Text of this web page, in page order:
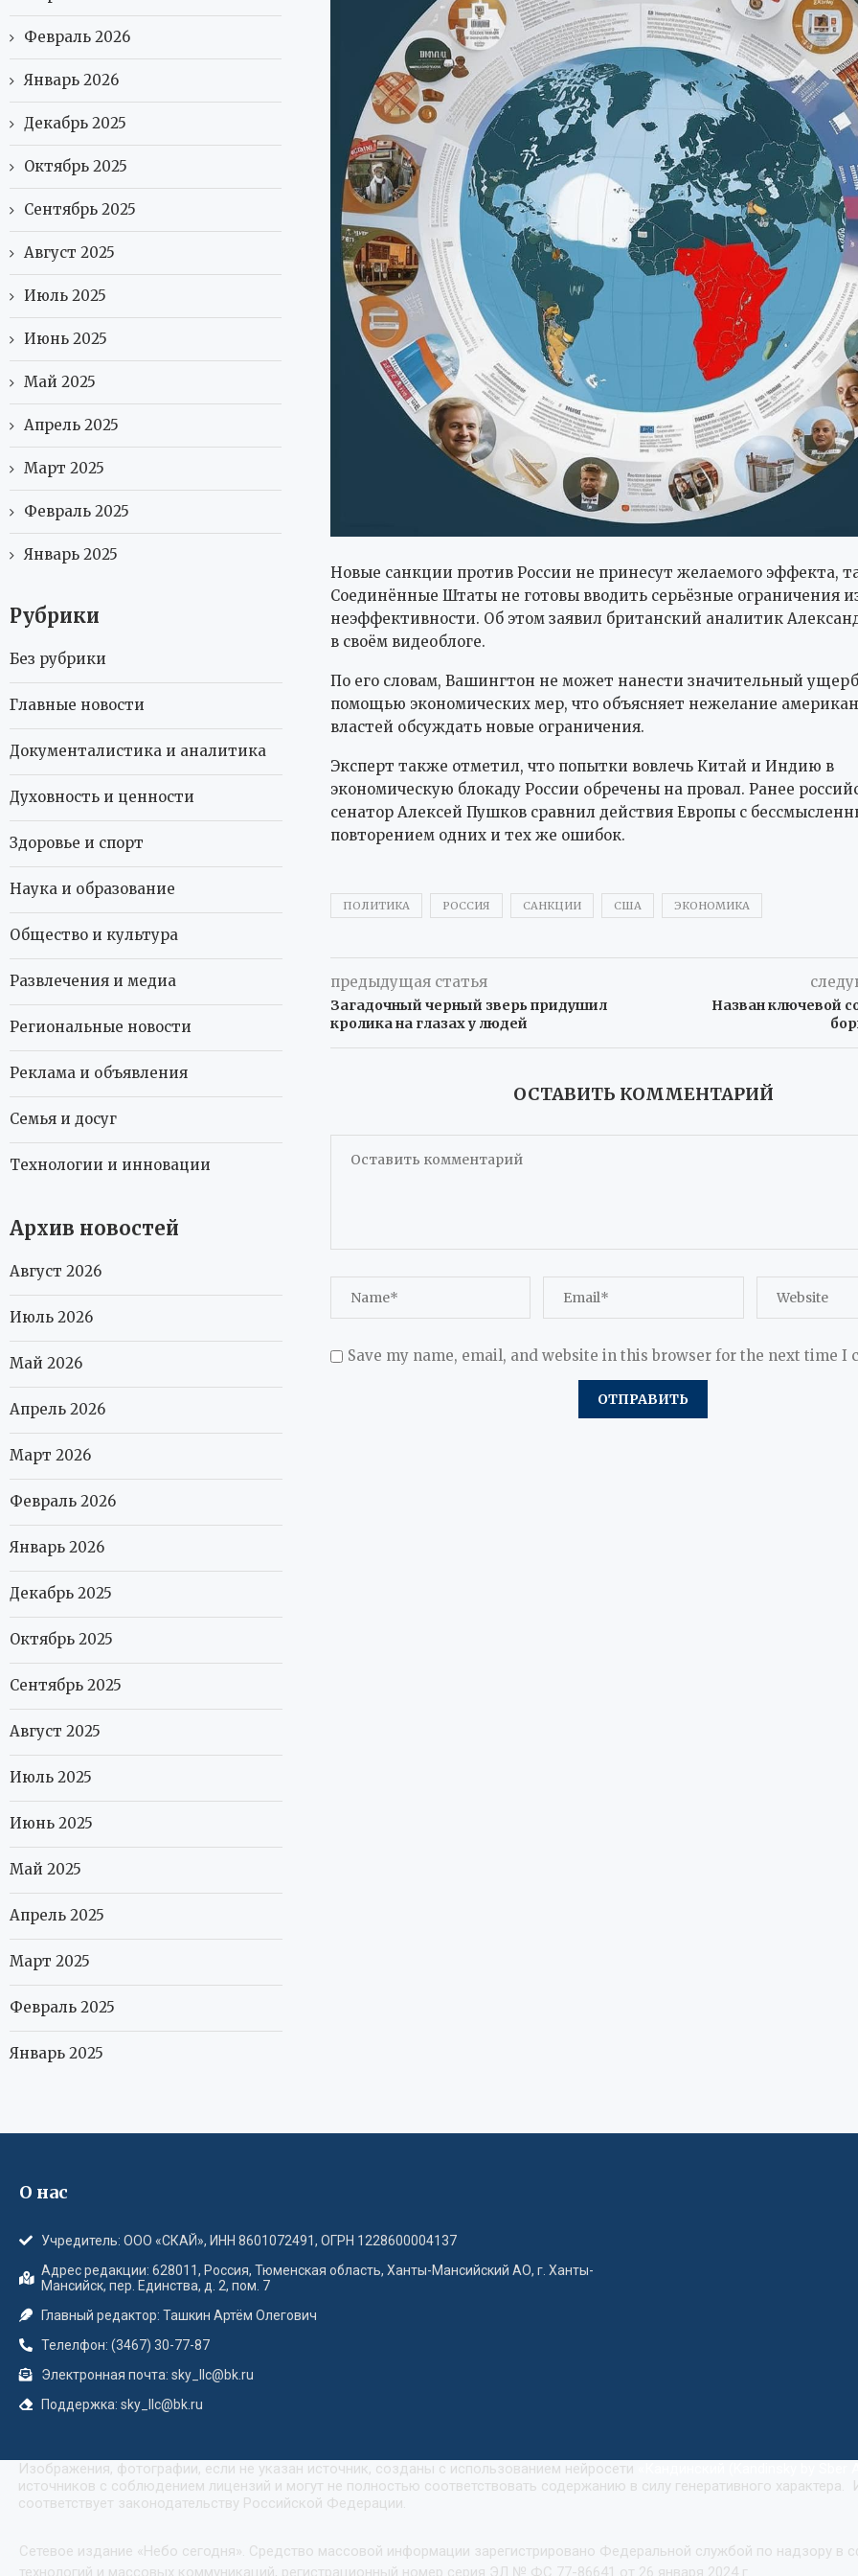
Новые санкции против России не принесут желаемого эффекта,
Соединённые Штаты не готовы вводить серьёзные ограничения
неэффективности. Об этом заявил британский аналитик
в своём видеоблоге.
По его словам, Вашингтон не может нанести значительный
помощью экономических мер, что объясняет нежелание
властей обсуждать новые ограничения.
Эксперт также отметил, что попытки вовлечь Китай и Индию в
экономическую блокаду России обречены на провал. Ранее
сенатор Алексей Пушков сравнил действия Европы с
повторением одних и тех же ошибок.
ПОЛИТИКА РОССИЯ САНКЦИИ США ЭКОНОМИКА
предыдущая статья
Загадочный черный зверь придушил
кролика на глазах у людей
Назван ключевой
ОСТАВИТЬ КОММЕНТАРИЙ
Save my name, email, and website in this browser for the next time I
Февраль 2026
Январь 2026
Декабрь 2025
Октябрь 2025
Сентябрь 2025
Август 2025
Июль 2025
Июнь 2025
Май 2025
Апрель 2025
Март 2025
Февраль 2025
Январь 2025
Рубрики
Без рубрики
Главные новости
Документалистика и аналитика
Духовность и ценности
Здоровье и спорт
Наука и образование
Общество и культура
Развлечения и медиа
Региональные новости
Реклама и объявления
Семья и досуг
Технологии и инновации
Архив новостей
Август 2026
Июль 2026
Май 2026
Апрель 2026
Март 2026
Февраль 2026
Январь 2026
Декабрь 2025
Октябрь 2025
Сентябрь 2025
Август 2025
Июль 2025
Июнь 2025
Май 2025
Апрель 2025
Март 2025
Февраль 2025
Январь 2025
О нас
Учредитель: ООО «СКАЙ», ИНН 8601072491, ОГРН 1228600004137
Адрес редакции: 628011, Россия, Тюменская область, Ханты-Мансийский АО, г. Ханты-
Мансийск, пер. Единства, д. 2, пом. 7
Главный редактор: Ташкин Артём Олегович
Телелфон: (3467) 30-77-87
Электронная почта: sky_llc@bk.ru
Поддержка: sky_llc@bk.ru
Изображения, фотографии, если не указан источник, созданы с использованием нейросети
источников с соблюдением лицензий и могут не полностью соответствовать содержанию в силу генеративного
соответствует законодательству Российской Федерации.
Сетевое издание «Небо сегодня». Средство массовой информации зарегистрировано Федеральной службой по надзору в
технологий и массовых коммуникаций, регистрационный номер серия ЭЛ № ФС 77-86641 от 26 января 2024 г.